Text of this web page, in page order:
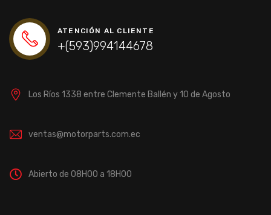
ATENCIÓN AL CLIENTE
+(593)994144678
Los Ríos 1338 entre Clemente Ballén y 10 de Agosto
ventas@motorparts.com.ec
Abierto de 08H00 a 18H00